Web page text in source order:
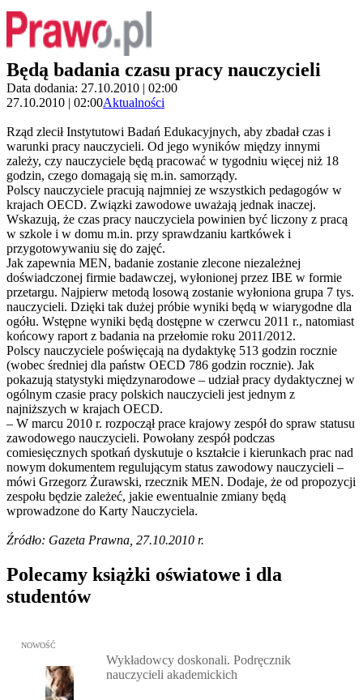
Będą badania czasu pracy nauczycieli
Data dodania: 27.10.2010 | 02:00
27.10.2010 | 02:00Aktualności
Rząd zlecił Instytutowi Badań Edukacyjnych, aby zbadał czas i
warunki pracy nauczycieli. Od jego wyników między innymi
zależy, czy nauczyciele będą pracować w tygodniu więcej niż 18
godzin, czego domagają się m.in. samorządy.
Polscy nauczyciele pracują najmniej ze wszystkich pedagogów w
krajach OECD. Związki zawodowe uważają jednak inaczej.
Wskazują, że czas pracy nauczyciela powinien być liczony z pracą
w szkole i w domu m.in. przy sprawdzaniu kartkówek i
przygotowywaniu się do zajęć.
Jak zapewnia MEN, badanie zostanie zlecone niezależnej
doświadczonej firmie badawczej, wyłonionej przez IBE w formie
przetargu. Najpierw metodą losową zostanie wyłoniona grupa 7 tys.
nauczycieli. Dzięki tak dużej próbie wyniki będą w wiarygodne dla
ogółu. Wstępne wyniki będą dostępne w czerwcu 2011 r., natomiast
końcowy raport z badania na przełomie roku 2011/2012.
Polscy nauczyciele poświęcają na dydaktykę 513 godzin rocznie
(wobec średniej dla państw OECD 786 godzin rocznie). Jak
pokazują statystyki międzynarodowe – udział pracy dydaktycznej w
ogólnym czasie pracy polskich nauczycieli jest jednym z
najniższych w krajach OECD.
– W marcu 2010 r. rozpoczął prace krajowy zespół do spraw statusu
zawodowego nauczycieli. Powołany zespół podczas
comiesięcznych spotkań dyskutuje o kształcie i kierunkach prac nad
nowym dokumentem regulującym status zawodowy nauczycieli –
mówi Grzegorz Żurawski, rzecznik MEN. Dodaje, że od propozycji
zespołu będzie zależeć, jakie ewentualnie zmiany będą
wprowadzone do Karty Nauczyciela.
Źródło: Gazeta Prawna, 27.10.2010 r.
Polecamy książki oświatowe i dla
studentów
Przejdź do: Wykładowcy doskonali. Podręcznik nauczycieli
NOWOŚĆ
Wykładowcy doskonali. Podręcznik
nauczycieli akademickich